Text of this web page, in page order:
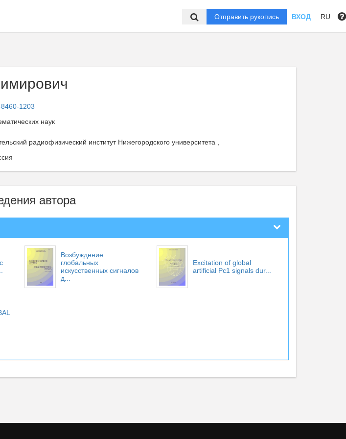
Отправить рукопись ВХОД RU
1203
наук
радиофизический институт Нижегородского университета ,
автора
Возбуждение
глобальных
искусственных сигналов
д...
Excitation of global
artificial Pc1 signals dur...